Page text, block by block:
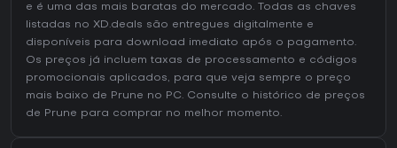
e é uma das mais baratas do mercado. Todas as chaves
listadas no XD.deals são entregues digitalmente e
disponíveis para download imediato após o pagamento.
Os preços já incluem taxas de processamento e códigos
promocionais aplicados, para que veja sempre o preço
mais baixo de Prune no PC. Consulte o histórico de preços
de Prune para comprar no melhor momento.